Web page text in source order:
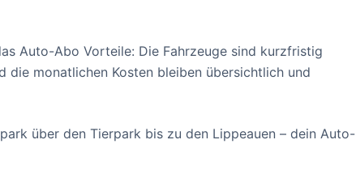
Auto-Abo Vorteile: Die Fahrzeuge sind kurzfristig
die monatlichen Kosten bleiben übersichtlich und
über den Tierpark bis zu den Lippeauen – dein Auto-